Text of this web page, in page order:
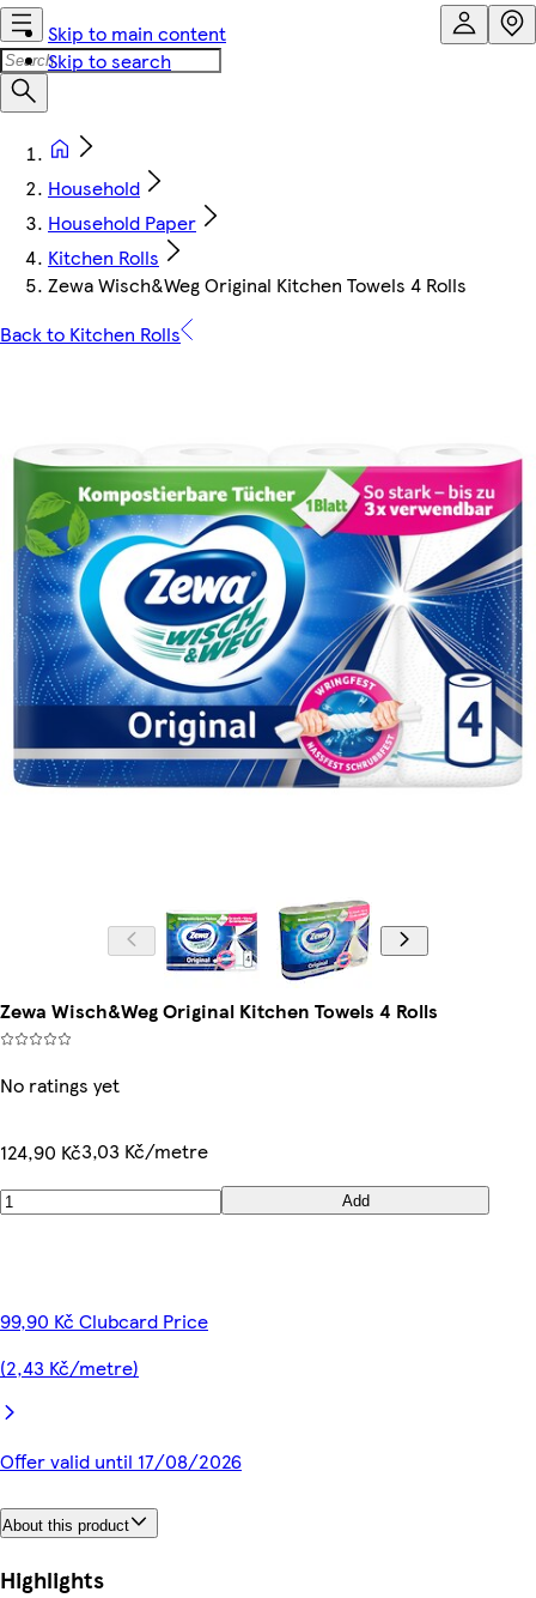
Skip to main content
Skip to search
Household
Household Paper
Kitchen Rolls
Zewa Wisch&Weg Original Kitchen Towels 4 Rolls
Back to Kitchen Rolls
Zewa Wisch&Weg Original Kitchen Towels 4 Rolls
No ratings yet
124,90 Kč3,03 Kč/metre
Add
99,90 Kč Clubcard Price
(2,43 Kč/metre)
Offer valid until 17/08/2026
About this product
Highlights